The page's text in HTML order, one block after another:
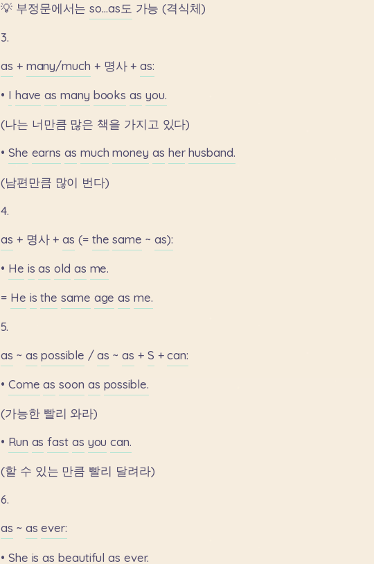
💡 부정문에서는 so...as도 가능 (격식체)
3.
as + many/much + 명사 + as:
• I have as many books as you.
(나는 너만큼 많은 책을 가지고 있다)
• She earns as much money as her husband.
(남편만큼 많이 번다)
4.
as + 명사 + as (= the same ~ as):
• He is as old as me.
= He is the same age as me.
5.
as ~ as possible / as ~ as + S + can:
• Come as soon as possible.
(가능한 빨리 와라)
• Run as fast as you can.
(할 수 있는 만큼 빨리 달려라)
6.
as ~ as ever:
• She is as beautiful as ever.